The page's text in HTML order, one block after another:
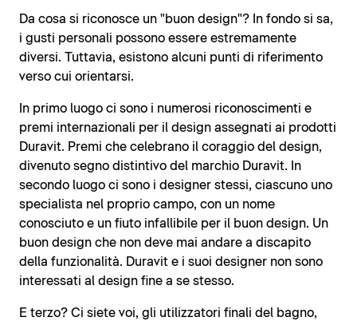
Da cosa si riconosce un "buon design"? In fondo si sa,
i gusti personali possono essere estremamente
diversi. Tuttavia, esistono alcuni punti di riferimento
verso cui orientarsi.
In primo luogo ci sono i numerosi riconoscimenti e
premi internazionali per il design assegnati ai prodotti
Duravit. Premi che celebrano il coraggio del design,
divenuto segno distintivo del marchio Duravit. In
secondo luogo ci sono i designer stessi, ciascuno uno
specialista nel proprio campo, con un nome
conosciuto e un fiuto infallibile per il buon design. Un
buon design che non deve mai andare a discapito
della funzionalità. Duravit e i suoi designer non sono
interessati al design fine a se stesso.
E terzo? Ci siete voi, gli utilizzatori finali del bagno,